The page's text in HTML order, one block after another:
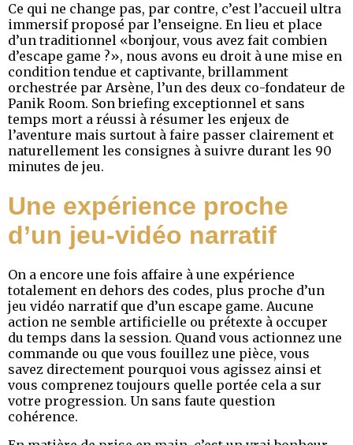
Ce qui ne change pas, par contre, c’est l’accueil ultra
immersif proposé par l’enseigne. En lieu et place
d’un traditionnel «bonjour, vous avez fait combien
d’escape game ?», nous avons eu droit à une mise en
condition tendue et captivante, brillamment
orchestrée par Arsène, l’un des deux co-fondateur de
Panik Room. Son briefing exceptionnel et sans
temps mort a réussi à résumer les enjeux de
l’aventure mais surtout à faire passer clairement et
naturellement les consignes à suivre durant les 90
minutes de jeu.
Une expérience proche
d’un jeu-vidéo narratif
On a encore une fois affaire à une expérience
totalement en dehors des codes, plus proche d’un
jeu vidéo narratif que d’un escape game. Aucune
action ne semble artificielle ou prétexte à occuper
du temps dans la session. Quand vous actionnez une
commande ou que vous fouillez une pièce, vous
savez directement pourquoi vous agissez ainsi et
vous comprenez toujours quelle portée cela a sur
votre progression. Un sans faute question
cohérence.